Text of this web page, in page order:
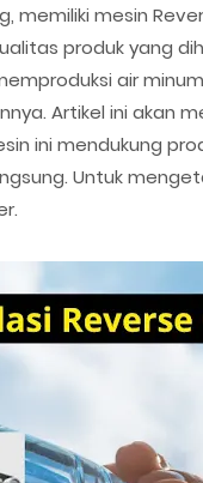
memiliki mesin
produk yang
air
Artikel ini akan
ini mendukung
Untuk